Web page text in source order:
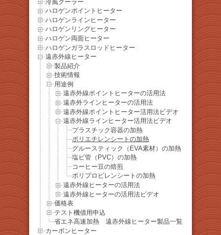
冷風クーラー
ハロゲンポイントヒーター
ハロゲンラインヒーター
ハロゲンリングヒーター
ハロゲン両面ヒーター
ハロゲンガラスロッドヒーター
遠赤外線ヒーター
製品紹介
技術情報
用途例
遠赤外線ポイントヒーターの活用法
遠赤外ラインヒーターの活用法
遠赤外線ポイントヒーター活用法ビデオ
遠赤外線ラインヒーター活用法ビデオ
プラスチック容器の加熱
ポリエチレンシートの加熱
グルースティック（EVA素材）の加熱
塩ビ管（PVC）の加熱
コーヒー豆の焙煎
ポリプロピレンシートの加熱
遠赤外線ヒーターの活用法
遠赤外線ヒーターの活用法ビデオ
価格表
テスト機借用申込
省エネ高速加熱 遠赤外線ヒーター製品一覧
カーボンヒーター